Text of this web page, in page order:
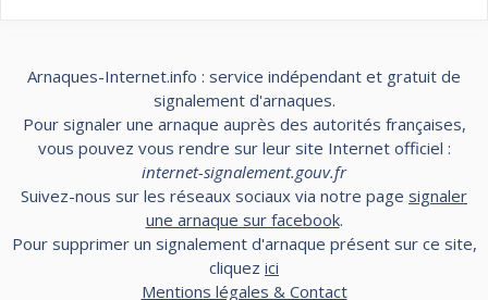
Arnaques-Internet.info : service indépendant et gratuit de
signalement d'arnaques.
Pour signaler une arnaque auprès des autorités françaises,
vous pouvez vous rendre sur leur site Internet officiel :
internet-signalement.gouv.fr
Suivez-nous sur les réseaux sociaux via notre page signaler
une arnaque sur facebook.
Pour supprimer un signalement d'arnaque présent sur ce site,
cliquez ici
Mentions légales & Contact